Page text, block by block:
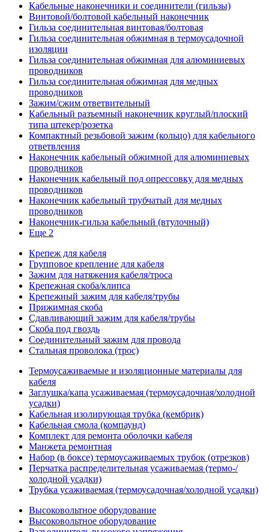
Кабельные наконечники и соединители (гильзы)
Винтовой/болтовой кабельный наконечник
Гильза соединительная винтовая/болтовая
Гильза соединительная обжимная в термоусадочной
изоляции
Гильза соединительная обжимная для алюминиевых
проводников
Гильза соединительная обжимная для медных
проводников
Зажим/сжим ответвительный
Кабельный разъемный наконечник круглый/плоский
типа штекер/розетка
Компактный резьбовой зажим (кольцо) для кабельного
ответвления
Наконечник кабельный обжимной для алюминиевых
проводников
Наконечник кабельный под опрессовку для медных
проводников
Наконечник кабельный трубчатый для медных
проводников
Наконечник-гильза кабельный (втулочный)
Еще 2
Крепеж для кабеля
Групповое крепление для кабеля
Зажим для натяжения кабеля/троса
Крепежная скоба/клипса
Крепежный зажим для кабеля/трубы
Прижимная скоба
Сдавливающий зажим для кабеля/трубы
Скоба под гвоздь
Соединительный зажим для провода
Стальная проволока (трос)
Термоусаживаемые и изоляционные материалы для
кабеля
Заглушка/капа усаживаемая (термоусадочная/холодной
усадки)
Кабельная изолирующая трубка (кембрик)
Кабельная смола (компаунд)
Комплект для ремонта оболочки кабеля
Манжета ремонтная
Набор (в боксе) термоусаживаемых трубок (отрезков)
Перчатка распределительная усаживаемая (термо-/
холодной усадки)
Трубка усаживаемая (термоусадочная/холодной усадки)
Высоковольтное оборудование
Высоковольтное оборудование